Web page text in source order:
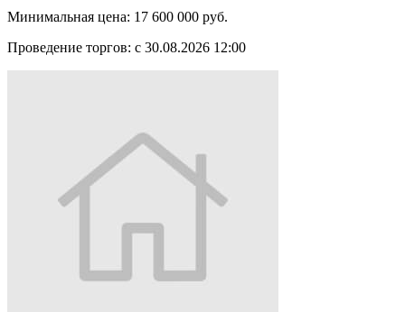
Минимальная цена: 17 600 000 руб.
Проведение торгов: с 30.08.2026 12:00